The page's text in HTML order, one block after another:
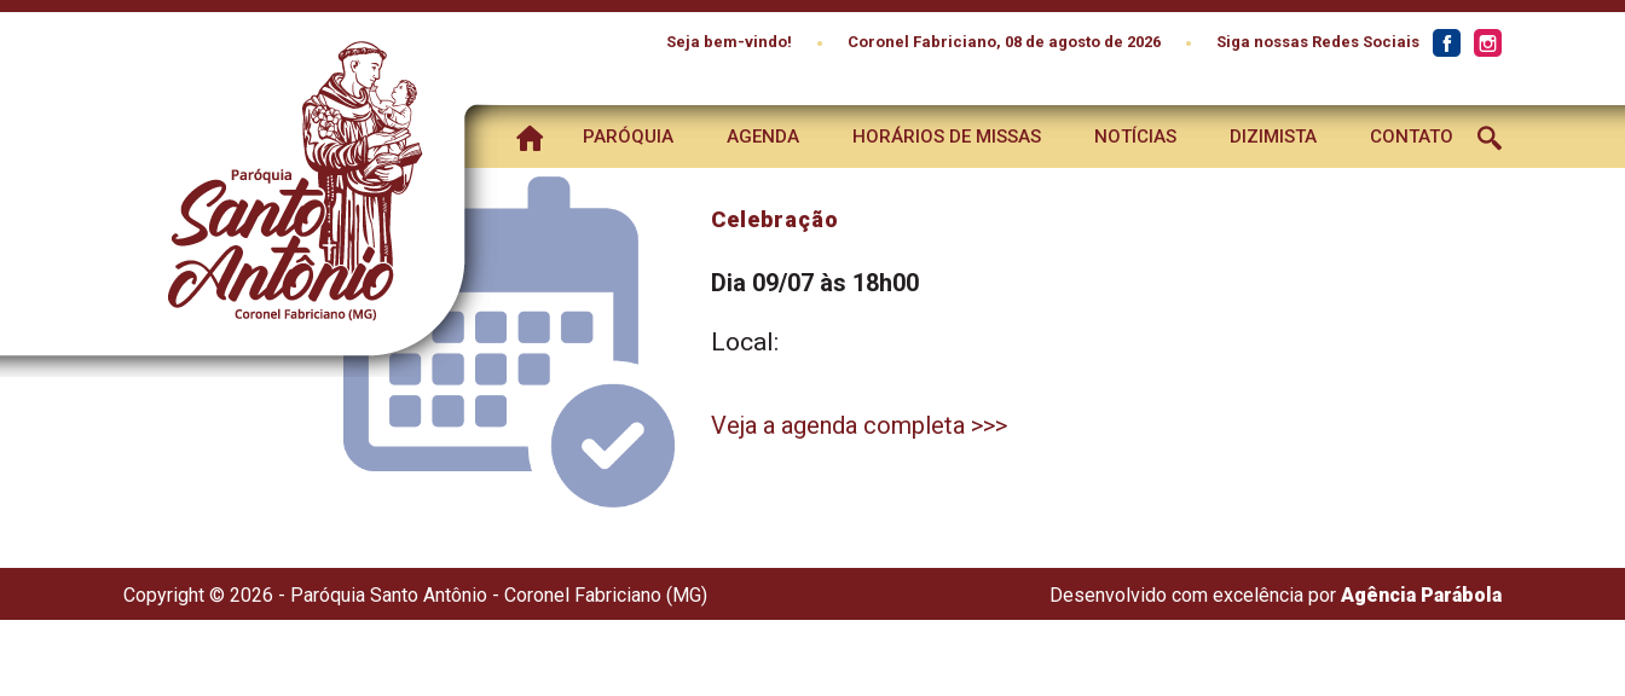
Seja bem-vindo! • Coronel Fabriciano, 08 de agosto de 2026 • Siga nossas Redes Sociais
PARÓQUIA AGENDA HORÁRIOS DE MISSAS NOTÍCIAS DIZIMISTA CONTATO
Celebração
Dia 09/07 às 18h00
Local:
Veja a agenda completa >>>
Copyright © 2026 - Paróquia Santo Antônio - Coronel Fabriciano (MG) Desenvolvido com excelência por Agência Parábola